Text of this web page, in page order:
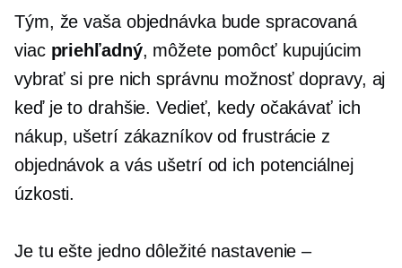
Tým, že vaša objednávka bude spracovaná
viac priehľadný, môžete pomôcť kupujúcim
vybrať si pre nich správnu možnosť dopravy, aj
keď je to drahšie. Vedieť, kedy očakávať ich
nákup, ušetrí zákazníkov od frustrácie z
objednávok a vás ušetrí od ich potenciálnej
úzkosti.
Je tu ešte jedno dôležité nastavenie –